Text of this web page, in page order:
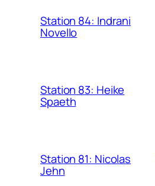
Station 84: Indrani
Novello
Station 83: Heike
Spaeth
Station 81: Nicolas
Jehn